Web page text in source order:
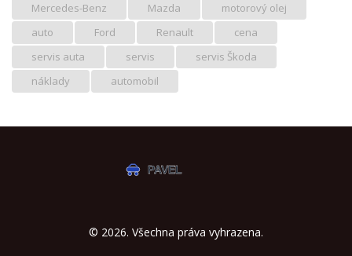
Mercedes-Benz
Mazda
motorový olej
auto
Ford Renault
cena
servis auta
servis
servis Škoda
náklady
automobil
© 2026. Všechna práva vyhrazena.